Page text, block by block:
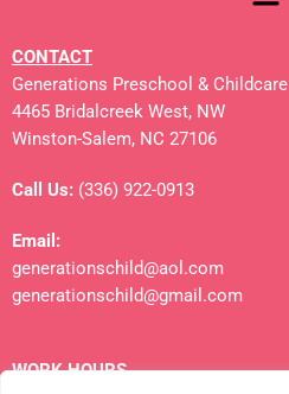
CONTACT
Generations Preschool & Childcare
4465 Bridalcreek West, NW
Winston-Salem, NC 27106
Call Us: (336) 922-0913
Email:
generationschild@aol.com
generationschild@gmail.com
WORK HOURS